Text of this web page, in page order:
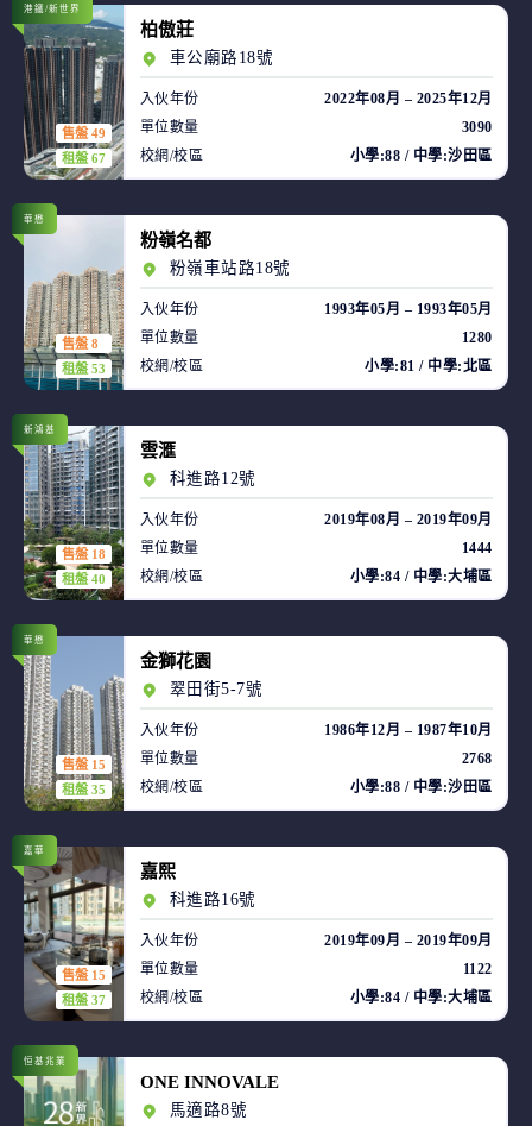
售盤 49
租盤 67
港鐵/新世界
柏傲莊
車公廟路18號
入伙年份
2022年08月 – 2025年12月
單位數量
3090
校網/校區
小學:88 / 中學:沙田區
售盤 8
租盤 53
華懋
粉嶺名都
粉嶺車站路18號
入伙年份
1993年05月 – 1993年05月
單位數量
1280
校網/校區
小學:81 / 中學:北區
售盤 18
租盤 40
新鴻基
雲滙
科進路12號
入伙年份
2019年08月 – 2019年09月
單位數量
1444
校網/校區
小學:84 / 中學:大埔區
售盤 15
租盤 35
華懋
金獅花園
翠田街5-7號
入伙年份
1986年12月 – 1987年10月
單位數量
2768
校網/校區
小學:88 / 中學:沙田區
售盤 15
租盤 37
嘉華
嘉熙
科進路16號
入伙年份
2019年09月 – 2019年09月
單位數量
1122
校網/校區
小學:84 / 中學:大埔區
恒基兆業
ONE INNOVALE
馬適路8號